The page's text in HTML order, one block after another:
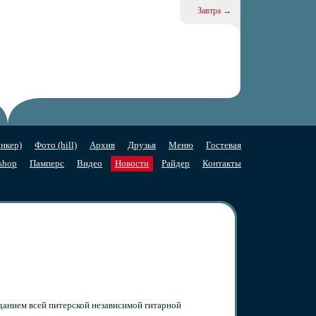
Завтра →
Фото (hill) Архив Друзья Меню
Гостевая
Памперс Видео Новости Райдер Контакты
всей питерской независимой гитарной